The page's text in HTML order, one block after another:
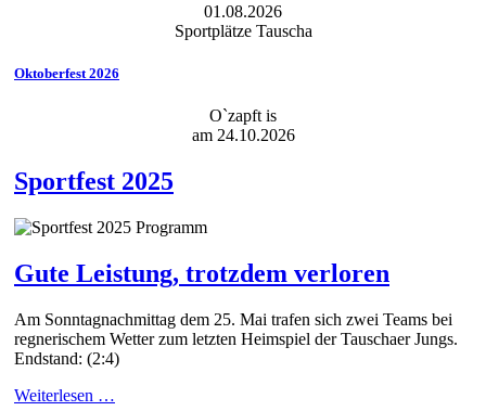
01.08.2026
Sportplätze Tauscha
Oktoberfest 2026
O`zapft is
am 24.10.2026
Sportfest 2025
Gute Leistung, trotzdem verloren
Am Sonntagnachmittag dem 25. Mai trafen sich zwei Teams bei
regnerischem Wetter zum letzten Heimspiel der Tauschaer Jungs.
Endstand: (2:4)
Weiterlesen …